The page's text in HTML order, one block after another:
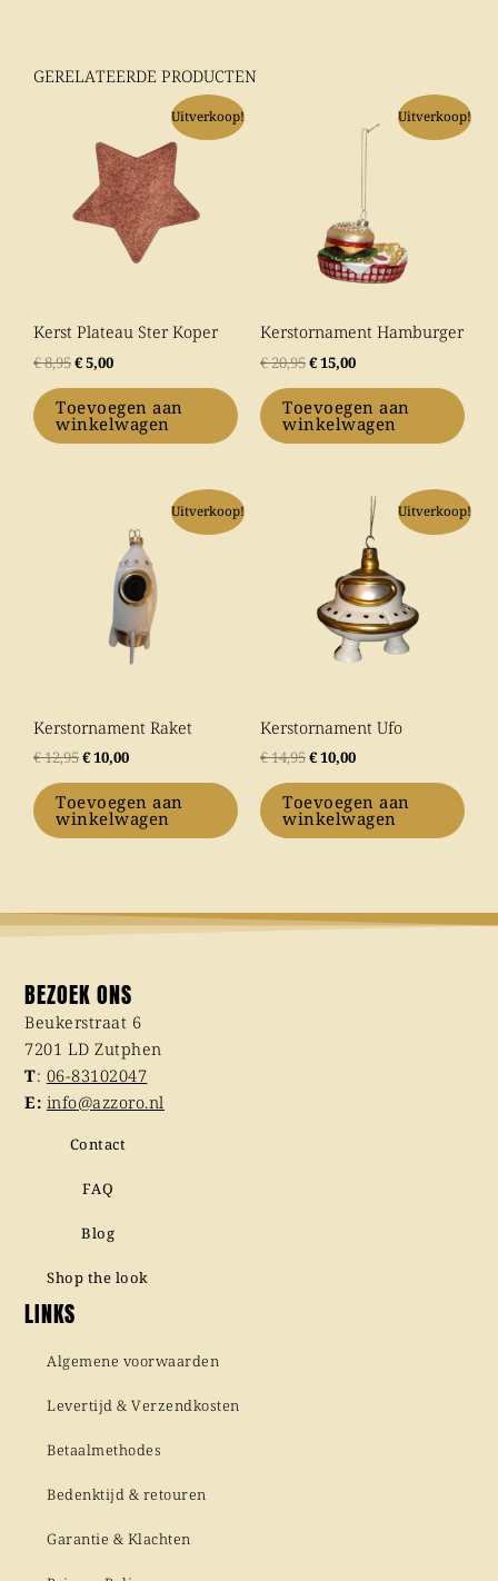
GERELATEERDE PRODUCTEN
Uitverkoop!
Kerst Plateau Ster Koper
€8,95
Oorspronkelijke
was:
€ 8,95.
€5,00
is:
€ 5,00.
Toevoegen aan
winkelwagen
Uitverkoop!
Kerstornament Hamburger
€20,95
Oorspronkelijke
€15,00
Huidige
prijs
is:
Toevoegen aan
winkelwagen
Uitverkoop!
Kerstornament Raket
€12,95
Oorspronkelijke
€ 12,95.
€10,00
Huidige
is:
€ 10,00.
Toevoegen aan
winkelwagen
Uitverkoop!
Kerstornament Ufo
€14,95
Oorspronkelijke
€10,00
Huidige
prijs
is:
€ 10,00.
Toevoegen aan
winkelwagen
BEZOEK ONS
Beukerstraat 6
7201 LD Zutphen
T: 06-83102047
E: info@azzoro.nl
Contact
FAQ
Blog
Shop the look
LINKS
Algemene voorwaarden
Levertijd & Verzendkosten
Betaalmethodes
Bedenktijd & retouren
Garantie & Klachten